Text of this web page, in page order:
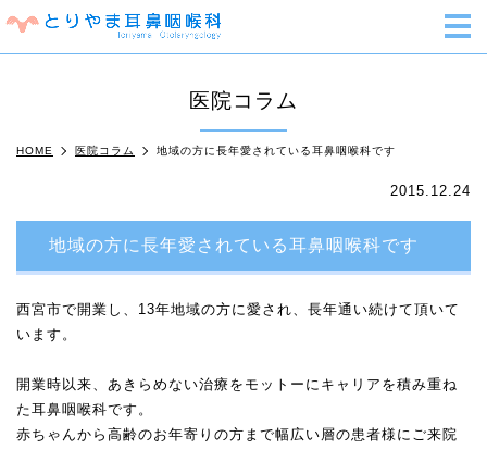
医院コラム
HOME 医院コラム 地域の方に長年愛されている耳鼻咽喉科です
2015.12.24
地域の方に長年愛されている耳鼻咽喉科です
西宮市で開業し、13年地域の方に愛され、長年通い続けて頂いて
います。
開業時以来、あきらめない治療をモットーにキャリアを積み重ね
た耳鼻咽喉科です。
赤ちゃんから高齢のお年寄りの方まで幅広い層の患者様にご来院